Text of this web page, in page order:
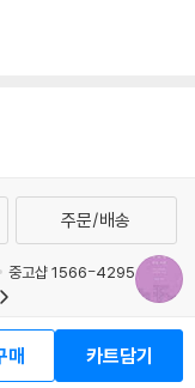
매 카트담기
주문/배송
중고샵 1566-4295
보호정책